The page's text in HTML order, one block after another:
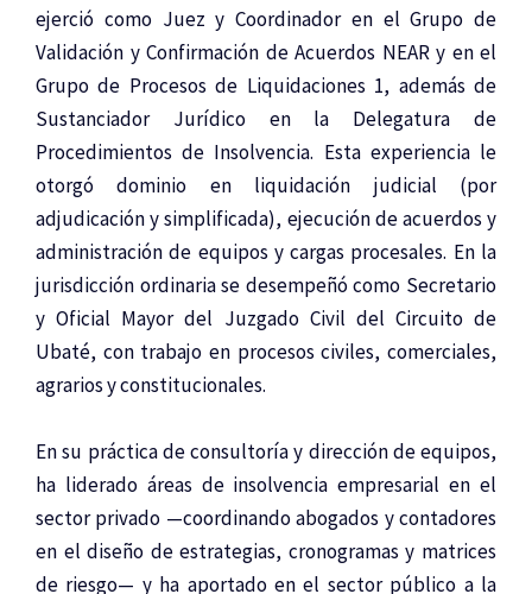
ejerció como Juez y Coordinador en el Grupo de
Validación y Confirmación de Acuerdos NEAR y en el
Grupo de Procesos de Liquidaciones 1, además de
Sustanciador Jurídico en la Delegatura de
Procedimientos de Insolvencia. Esta experiencia le
otorgó dominio en liquidación judicial (por
adjudicación y simplificada), ejecución de acuerdos y
administración de equipos y cargas procesales. En la
jurisdicción ordinaria se desempeñó como Secretario
y Oficial Mayor del Juzgado Civil del Circuito de
Ubaté, con trabajo en procesos civiles, comerciales,
agrarios y constitucionales.
En su práctica de consultoría y dirección de equipos,
ha liderado áreas de insolvencia empresarial en el
sector privado —coordinando abogados y contadores
en el diseño de estrategias, cronogramas y matrices
de riesgo— y ha aportado en el sector público a la